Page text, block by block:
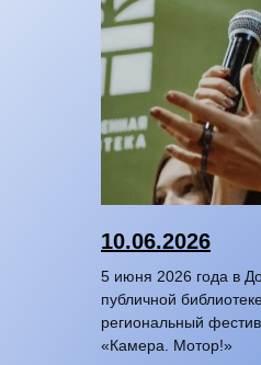
10.06.2026
5 июня 2026 года в
публичной
региональный
«Камера. Мотор!»